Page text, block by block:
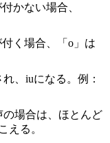
かない場合、
付く場合、「o」は
、iuになる。例：
の場合は、ほとんど
える。